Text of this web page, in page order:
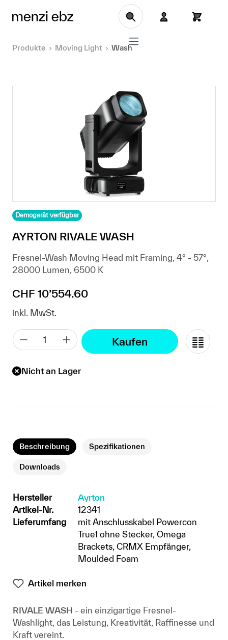
Zum Hauptinhalt springen
Produkte Moving Light Wash
Demogerät verfügbar
AYRTON RIVALE WASH
Fresnel-Wash Moving Head mit Framing, 4° - 57°,
28000 Lumen, 6500 K
Regulärer Preis:
CHF 10’554.60
inkl. MwSt.
Kaufen
Nicht an Lager
Beschreibung Spezifikationen
Downloads
Hersteller
Ayrton
Artikel-Nr.
12341
Lieferumfang
mit Anschlusskabel Powercon
True1 ohne Stecker, Omega
Brackets, CRMX Empfänger,
Moulded Foam
Artikel merken
RIVALE WASH - ein einzigartige Fresnel-
Washlight, das Leistung, Kreativität, Raffinesse und
Kraft vereint.